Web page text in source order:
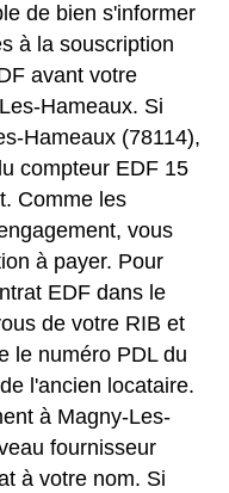
de bien s'informer
à la souscription
avant votre
Hameaux. Si
Hameaux (78114),
compteur EDF 15
Comme les
vous
à payer. Pour
EDF dans le
de votre RIB et
le numéro PDL du
l'ancien locataire.
à Magny-Les-
fournisseur
à votre nom. Si